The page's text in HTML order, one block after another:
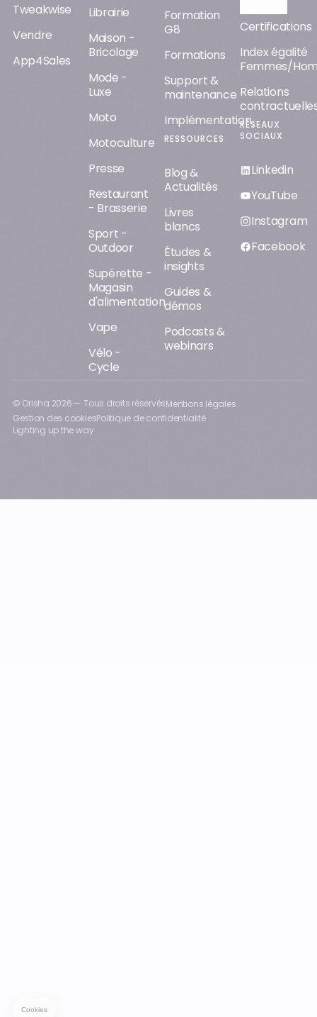
Tweakwise
Vendre
App4Sales
Librairie
Maison -
Bricolage
Mode -
Luxe
Moto
Motoculture
Presse
Restaurant
- Brasserie
Sport -
Outdoor
Supérette -
Magasin
d'alimentation
Vape
Vélo -
Cycle
Formation
G8
Formations
Support &
maintenance
Implémentation
RESSOURCES
Blog &
Actualités
Livres
blancs
Études &
insights
Guides &
démos
Podcasts &
webinars
Certifications
Index égalité
Femmes/
Relations
RÉSEAUX
SOCIAUX
Linkedin
YouTube
Instagram
Facebook
© Orisha 2026 — Tous droits réservésMentions légales
Gestion des cookiesPolitique de confidentialité
Lighting up the way